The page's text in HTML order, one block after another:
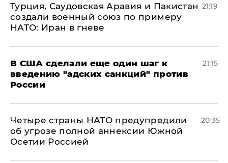
Турция, Саудовская Аравия и Пакистан
создали военный союз по примеру
НАТО: Иран в гневе
21:19
В США сделали еще один шаг к
введению "адских санкций" против
России
21:15
Четыре страны НАТО предупредили
об угрозе полной аннексии Южной
Осетии Россией
20:35